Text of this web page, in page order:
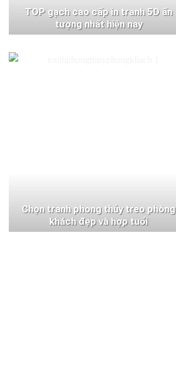
TOP gạch cao cấp in tranh 5D ấn
tượng nhất hiện nay
Chọn tranh phong thủy treo phòng
khách đẹp và hợp tuổi